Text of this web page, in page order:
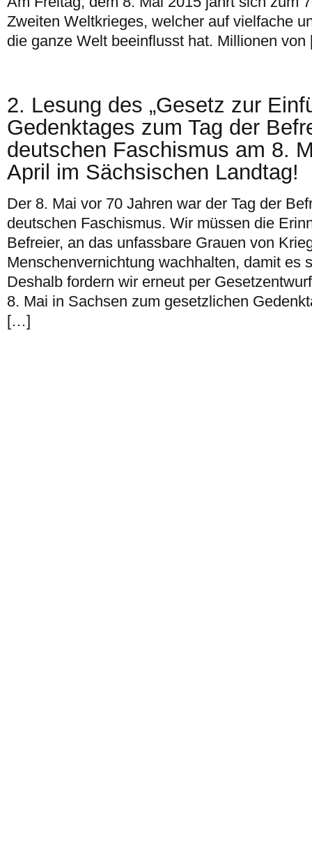
Zweiten Weltkrieges, welcher auf vielfache
die ganze Welt beeinflusst hat. Millionen
2. Lesung des „Gesetz zur
Gedenktages zum Tag der
deutschen Faschismus am 8.
April im Sächsischen Landtag!
Der 8. Mai vor 70 Jahren war der Tag der
deutschen Faschismus. Wir müssen die
Befreier, an das unfassbare Grauen von
Menschenvernichtung wachhalten, damit es
Deshalb fordern wir erneut per
8. Mai in Sachsen zum gesetzlichen
[…]